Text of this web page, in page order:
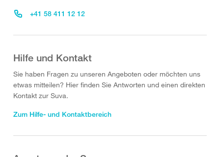
+41 58 411 12 12
Hilfe und Kontakt
Sie haben Fragen zu unseren Angeboten oder möchten uns
etwas mitteilen? Hier finden Sie Antworten und einen direkten
Kontakt zur Suva.
Zum Hilfe- und Kontaktbereich